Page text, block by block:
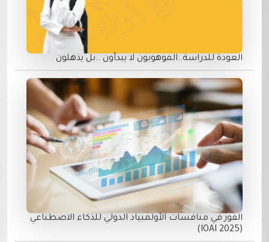
العودة للدراسة..الموهوبون لا يبدأون ..بل يذهلون
الفوز في منافسات الأولمبياد الدولي للذكاء الاصطناعي
(IOAI 2025)